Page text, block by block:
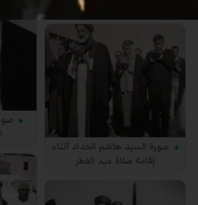
في غرفة خارجية من منزله
صورة السيد هاشم الحداد أثناء
إقامة صلاة عيد الفطر